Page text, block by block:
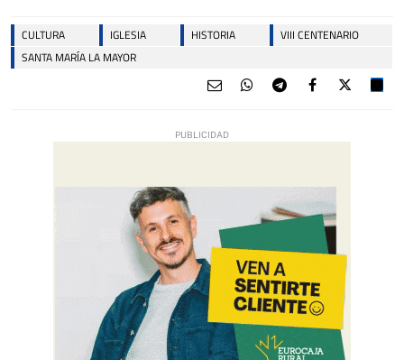
CULTURA IGLESIA HISTORIA
VIII CENTENARIO
SANTA MARÍA LA MAYOR